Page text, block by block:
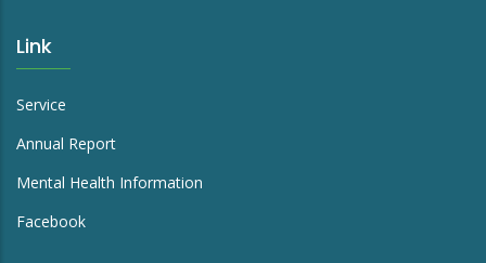
Link
Service
Annual Report
Mental Health Information
Facebook